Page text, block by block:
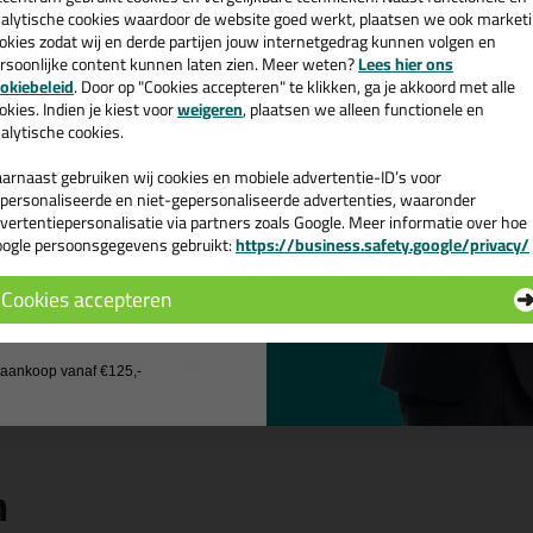
Mapesil AC 310ml in 130 -
je Mapei Mapesil AC 310ml in een specifieke kleur? Gevonden!
voor verschillende toepassingen. Een professioneel en
Mapesil AC 310ml in de kleur 130 - Jasmijn vandaag nog! Op
& tricks voor Mapei Mapesil AC 310ml
volgende blogs wordt dit product gebruikt:
Tegels kitten? Zo doe je dat!
Tegels voegen met cementgebonden voegmiddel
Tegels voegen met een epoxy voegmiddel
Voegsel in kleur nodig? Lees hier alles over kleuren voegsel!🌈
Zuurvrije siliconenkit, wat is dat?
cookies waardoor de website goed werkt, plaatsen we ook
zodat wij en derde partijen jouw internetgedrag kunnen volgen en
content kunnen laten zien. Meer weten?Lees hier ons
. Door op "Cookies accepteren" te klikken, ga je akkoord met alle
Indien je kiest voorweigeren, plaatsen we alleen functionele en
cookies.
gebruiken wij cookies en mobiele advertentie-ID’s voor
en niet-gepersonaliseerde advertenties, waaronder
via partners zoals Google. Meer informatie over hoe
persoonsgegevens gebruikt:https://business.safety.google/privacy/
Cookies accepteren
💚
en ontvang een
€35,-bij je eerste bestelling!
de actiecode ›
geen cadeau
vanaf €125,-